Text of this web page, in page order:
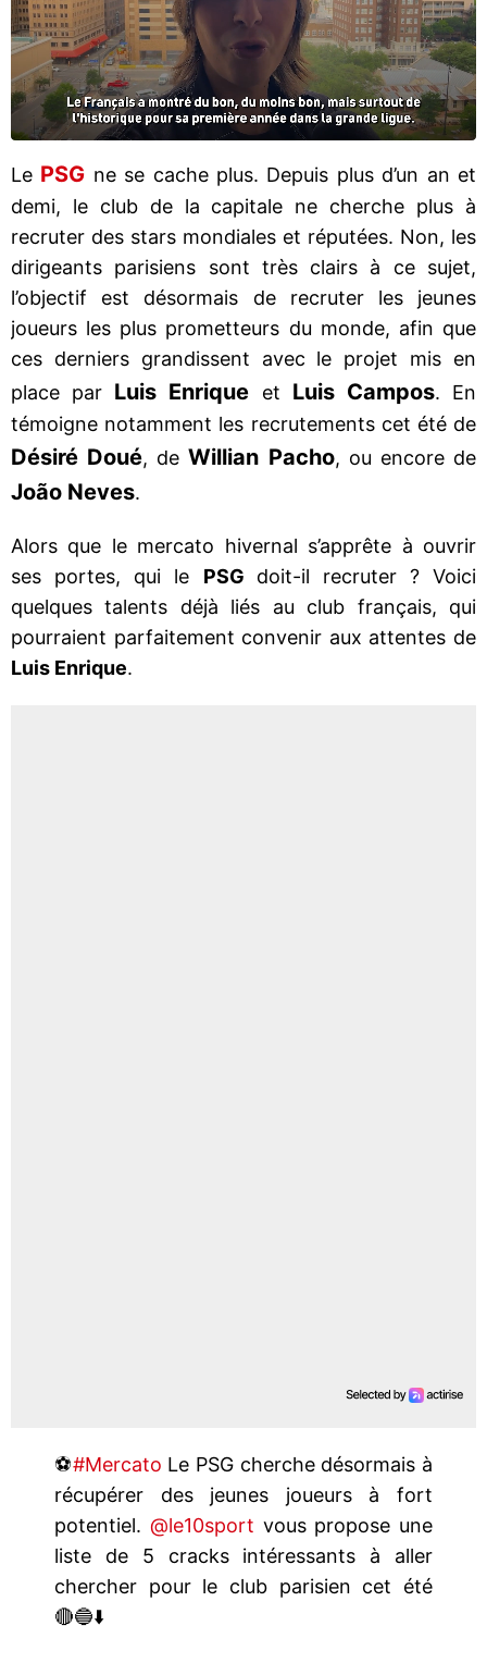
Le PSG ne se cache plus. Depuis plus d’un an et
demi, le club de la capitale ne cherche plus à
recruter des stars mondiales et réputées. Non, les
dirigeants parisiens sont très clairs à ce sujet,
l’objectif est désormais de recruter les jeunes
joueurs les plus prometteurs du monde, afin que
ces derniers grandissent avec le projet mis en
place par Luis Enrique et Luis Campos. En
témoigne notamment les recrutements cet été de
Désiré Doué, deWillian Pacho, ou encore de
João Neves.
Alors que le mercato hivernal s’apprête à ouvrir
ses portes, qui le PSG doit-il recruter ? Voici
quelques talents déjà liés au club français, qui
pourraient parfaitement convenir aux attentes de
Luis Enrique.
⚽️#Mercato Le PSG cherche désormais à
récupérer des jeunes joueurs à fort
potentiel. @le10sport vous propose une
liste de 5 cracks intéressants à aller
chercher pour le club parisien cet été
🔴🔵⬇️